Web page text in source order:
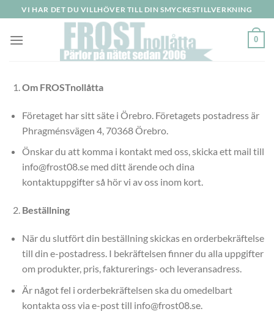
to
content
VI HAR DET DU VILLHÖVER TILL DIN SMYCKESTILLVERKNING
0
Om FROSTnollåtta
Företaget har sitt säte i Örebro. Företagets postadress är
Phragménsvägen 4, 70368 Örebro.
Önskar du att komma i kontakt med oss, skicka ett mail till
info@frost08.se med ditt ärende och dina
kontaktuppgifter så hör vi av oss inom kort.
Beställning
När du slutfört din beställning skickas en orderbekräftelse
till din e-postadress. I bekräftelsen finner du alla uppgifter
om produkter, pris, fakturerings- och leveransadress.
Är något fel i orderbekräftelsen ska du omedelbart
kontakta oss via e-post till info@frost08.se.